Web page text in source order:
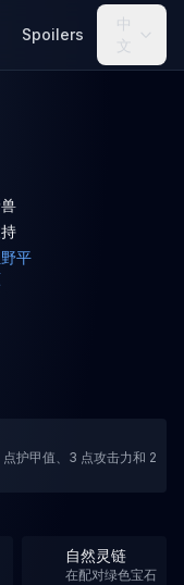
Spoilers
中
文
平
护甲值、3 点攻击力和 2
自然灵链
在配对绿色宝石